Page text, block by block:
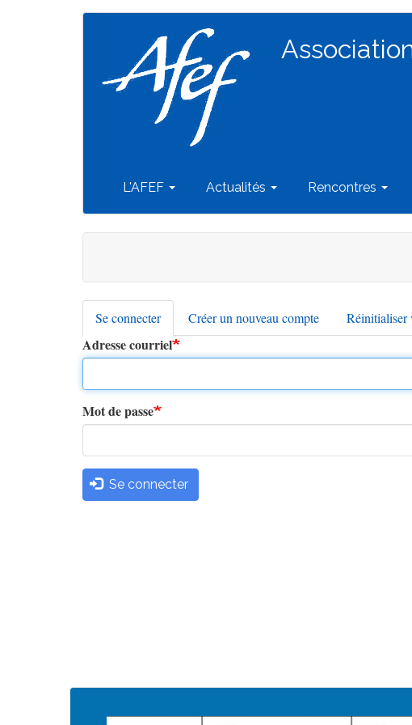
Navigation
principale
L'AFEF Actualités Rencontres
Onglets
principaux
Se connecter(onglet
actif)
Créer un nouveau compte Réinitialiser
Adresse courriel
Mot de passe
Se connecter